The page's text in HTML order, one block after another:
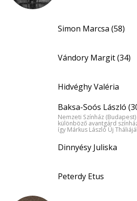
Simon Marcsa (58)
Vándory Margit (34)
Hidvéghy Valéria
Baksa-Soós László
Nemzeti Színház (Budapest)
különböző avantgárd
így Márkus László Új
Dinnyésy Juliska
Peterdy Etus